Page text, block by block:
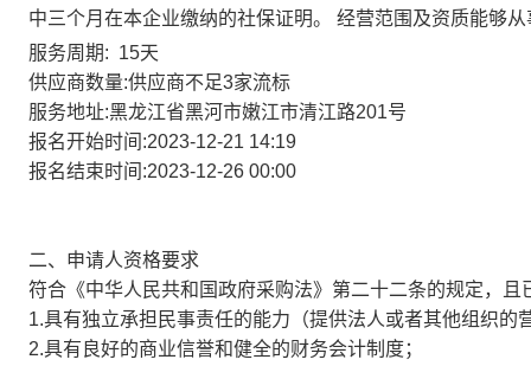
中三个月在本企业缴纳的社保证明。 经营范围及资质能够
服务周期: 15天
供应商数量:供应商不足3家流标
服务地址:黑龙江省黑河市嫩江市清江路201号
报名开始时间:2023-12-21 14:19
报名结束时间:2023-12-26 00:00
二、申请人资格要求
符合《中华人民共和国政府采购法》第二十二条的规定，且
1.具有独立承担民事责任的能力（提供法人或者其他组织的
2.具有良好的商业信誉和健全的财务会计制度；